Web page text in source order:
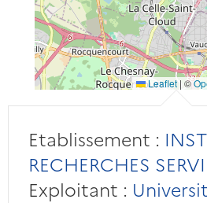
Leaflet | ©
Etablissement :
RECHERCHES
Exploitant :